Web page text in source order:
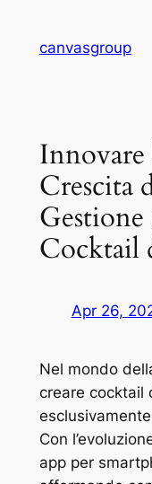
canvasgroup
Crescita
Cocktail
Apr 26,
Nel mondo
creare cocktail
Con
app per